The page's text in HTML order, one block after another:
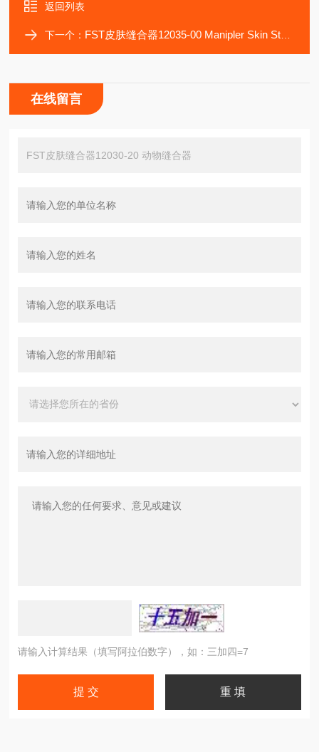
返回列表
下一个： FST皮肤缝合器12035-00 Manipler Skin Stapler
在线留言
请输入计算结果（填写阿拉伯数字），如：三加四=7